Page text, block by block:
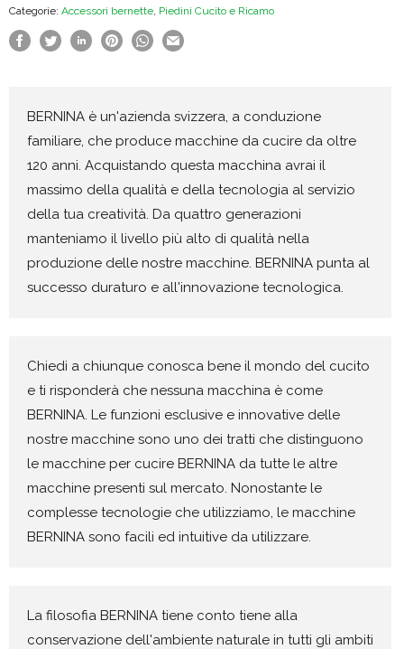
per
arricciare
Categorie: Accessori bernette, Piedini Cucito e Ricamo
BERNINA è un'azienda svizzera, a conduzione
familiare, che produce macchine da cucire da oltre
120 anni. Acquistando questa macchina avrai il
massimo della qualità e della tecnologia al servizio
della tua creatività. Da quattro generazioni
manteniamo il livello più alto di qualità nella
produzione delle nostre macchine. BERNINA punta al
successo duraturo e all'innovazione tecnologica.
Chiedi a chiunque conosca bene il mondo del cucito
e ti risponderà che nessuna macchina è come
BERNINA. Le funzioni esclusive e innovative delle
nostre macchine sono uno dei tratti che distinguono
le macchine per cucire BERNINA da tutte le altre
macchine presenti sul mercato. Nonostante le
complesse tecnologie che utilizziamo, le macchine
BERNINA sono facili ed intuitive da utilizzare.
La filosofia BERNINA tiene conto tiene alla
conservazione dell'ambiente naturale in tutti gli ambiti